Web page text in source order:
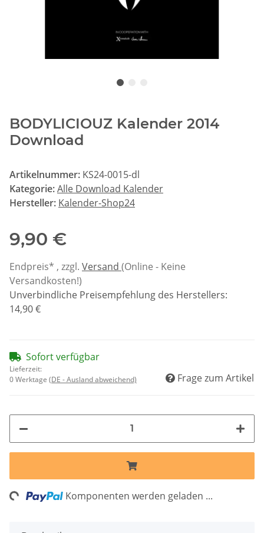
BODYLICIOUZ Kalender 2014
Download
Artikelnummer: KS24-0015-dl
Kategorie:Alle Download Kalender
Hersteller: Kalender-Shop24
9,90 €
Endpreis* , zzgl. Versand (Online - Keine
Versandkosten!)
Unverbindliche Preisempfehlung des Herstellers:
14,90 €
Sofort verfügbar
Lieferzeit:
0 Werktage (DE - Ausland abweichend) Frage zum Artikel
Komponenten werden geladen ...